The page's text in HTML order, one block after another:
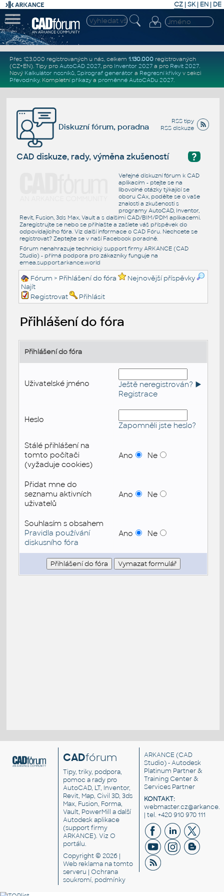
CZ | SK| EN | DE
Přes 123.000 registrovaných u nás, celkem 1.130.000registrovaných
(CZ+EN). Tipy pro AutoCAD 2027, pro Inventor 2027a pro Revit 2027.
Nový Kalkulátor nosníků, Spirograf generátor a Regresní křivkyv sekci
Převodníky. Kompletní příkazya proměnné AutoCADu 2027.
RSS tipy
RSS diskuze
Diskuzní fórum, poradna
?
CAD diskuze, rady, výměna zkušeností
Veřejné diskuzní fórum k CAD
aplikacím - ptejte se na
libovolné otázky týkající se
oboru CAx, podělte se o vaše
znalosti a zkušenosti s
programy AutoCAD, Inventor,
Revit, Fusion, 3ds Max, Vault a s dalšími CAD/BIM/PDM aplikacemi.
Zaregistrujte se nebo se přihlašte a zašlete váš příspěvek do
odpovídajícího fóra. Viz další informace o CAD Fóru. Nechcete se
registrovat? Zeptejte se v naší Facebook poradně.
Fórum nenahrazuje technický support firmy ARKANCE (CAD
Studio) - přímá podpora pro zákazníky funguje na
emea.support.arkance.world
Fórum > Přihlášení do fóra
Nejnovější příspěvky
Najít
Registrovat
Přihlásit
Přihlášení do fóra
Přihlášení do fóra
Uživatelské jméno
Ještě neregistrován? ►
Registrace
Heslo
Zapomněli jste heslo?
Stálé přihlášení na
tomto počítači
(vyžaduje cookies)
Ano Ne
Přidat mne do
seznamu aktivních
uživatelů
Ano Ne
Souhlasím s obsahem
Pravidla používání
diskusního fóra
Ano Ne
CADfórum
Tipy, triky, podpora,
pomoc a rady pro
AutoCAD, LT, Inventor,
Revit, Map, Civil 3D, 3ds
Max, Fusion, Forma,
Vault, PowerMill a další
Autodesk aplikace
(support firmy
ARKANCE). VizO
portálu.
Copyright © 2026 |
Web reklama na tomto
serveru |Ochrana
soukromí, podmínky
ARKANCE (CAD
Studio) - Autodesk
Platinum Partner &
Training Center &
Services Partner
KONTAKT:
| tel. +420 910 970 111